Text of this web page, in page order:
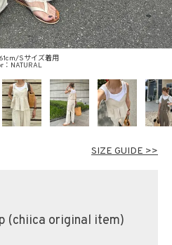
〜
検索
Sサイズ着用
NATURAL
SIZE GUIDE >>
(chiica original item)